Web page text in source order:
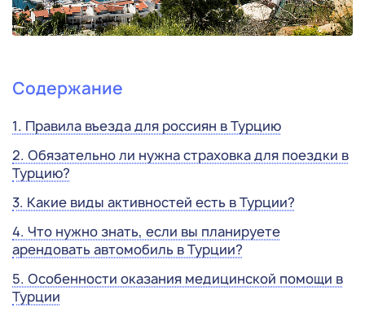
Содержание
1. Правила въезда для россиян в Турцию
2. Обязательно ли нужна страховка для поездки в
Турцию?
3. Какие виды активностей есть в Турции?
4. Что нужно знать, если вы планируете
арендовать автомобиль в Турции?
5. Особенности оказания медицинской помощи в
Турции